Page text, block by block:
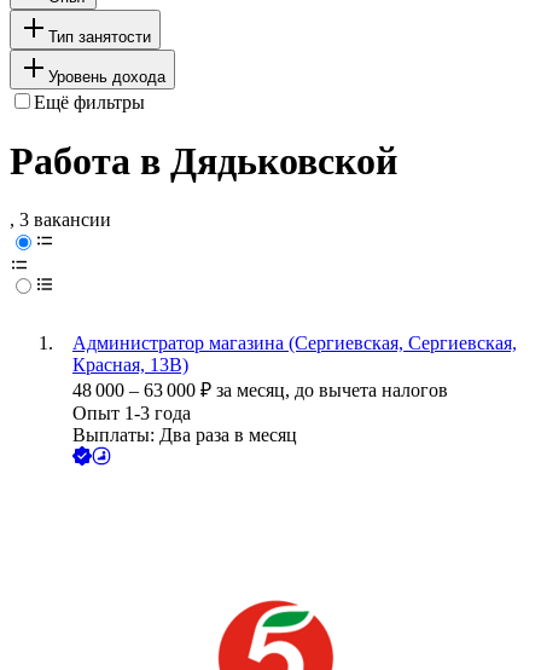
Тип занятости
Уровень дохода
Ещё фильтры
Работа в Дядьковской
, 3 вакансии
Администратор магазина (Сергиевская, Сергиевская,
Красная, 13В)
48 000 – 63 000 ₽ за месяц, до вычета налогов
Опыт 1-3 года
Выплаты: Два раза в месяц